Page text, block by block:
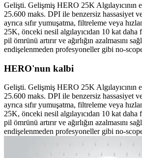
Gelişti. Gelişmiş HERO 25K Algılayıcının
25.600 maks. DPI ile benzersiz hassasiyet
ayrıca sıfır yumuşatma, filtreleme veya
25K, önceki nesil algılayıcıdan 10 kat
pil ömrünü artırır ve ağırlığın azalmasını
endişelenmeden profesyoneller gibi no-
HERO'nun kalbi
Gelişti. Gelişmiş HERO 25K Algılayıcının
25.600 maks. DPI ile benzersiz hassasiyet
ayrıca sıfır yumuşatma, filtreleme veya
25K, önceki nesil algılayıcıdan 10 kat
pil ömrünü artırır ve ağırlığın azalmasını
endişelenmeden profesyoneller gibi no-